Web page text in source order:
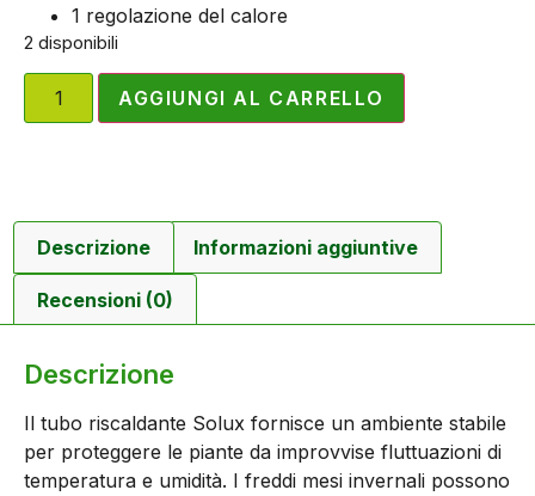
1 regolazione del calore
2 disponibili
AGGIUNGI AL CARRELLO
Descrizione Informazioni aggiuntive
Recensioni (0)
Descrizione
Il tubo riscaldante Solux fornisce un ambiente stabile
per proteggere le piante da improvvise fluttuazioni di
temperatura e umidità. I freddi mesi invernali possono